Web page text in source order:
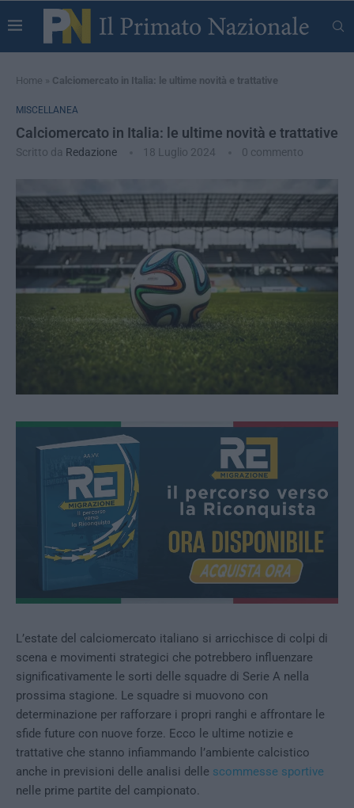
Home » Calciomercato in Italia: le ultime novità e trattative
MISCELLANEA
Calciomercato in Italia: le ultime novità e trattative
Scritto da Redazione 18 Luglio 2024 0 commento
L’estate del calciomercato italiano si arricchisce di colpi di
scena e movimenti strategici che potrebbero influenzare
significativamente le sorti delle squadre di Serie A nella
prossima stagione. Le squadre si muovono con
determinazione per rafforzare i propri ranghi e affrontare le
sfide future con nuove forze. Ecco le ultime notizie e
trattative che stanno infiammando l’ambiente calcistico
anche in previsioni delle analisi delle scommesse sportive
nelle prime partite del campionato.